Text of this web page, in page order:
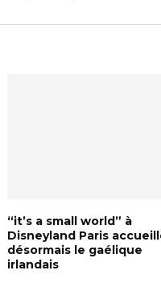
“it’s a small world” à
Disneyland Paris
désormais le gaélique
irlandais